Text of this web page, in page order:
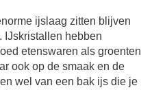
ijslaag zitten blijven
IJskristallen hebben
etenswaren als groenten
ook op de smaak en de
wel van een bak ijs die je